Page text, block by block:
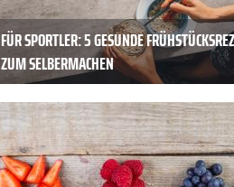
FÜR SPORTLER: 5 GESUNDE
ZUM SELBERMACHEN